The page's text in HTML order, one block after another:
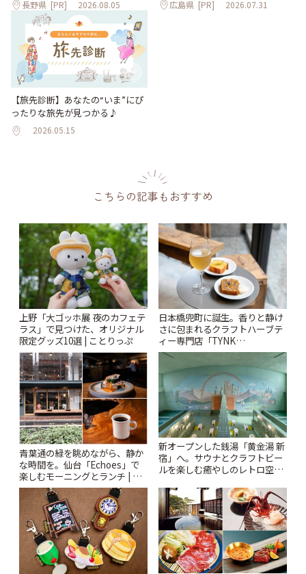
長野県 [PR] 2026.08.05 広島県 [PR] 2026.07.31
【旅先診断】あなたの“いま”にぴ
ったりな旅先が見つかる♪
2026.05.15
こちらの記事もおすすめ
上野「大ゴッホ展 夜のカフェテ
ラス」で見つけた、オリジナル
限定グッズ10選 | ことりっぷ
日本橋兜町に誕生。香りと静け
さに包まれるクラフトハーブテ
ィー専門店「TYNK
Kabutocho」 | ことりっぷ
青葉通の緑を眺めながら、静か
な時間を。仙台「Echoes」で
楽しむモーニングとランチ | こ
とりっぷ
新オープンした銭湯「黄金湯 新
宿」へ。サウナとクラフトビー
ルを楽しむ癒やしのレトロ空間